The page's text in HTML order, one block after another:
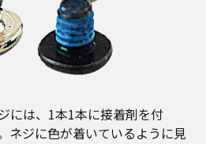
には、1本1本に接着剤を付
ネジに色が着いているように見